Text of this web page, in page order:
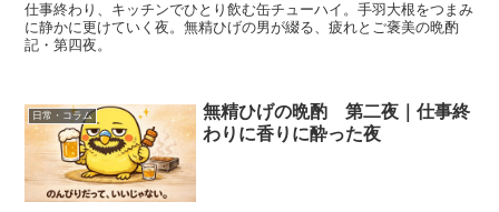
仕事終わり、キッチンでひとり飲む缶チューハイ。手羽大根をつまみ
に静かに更けていく夜。無精ひげの男が綴る、疲れとご褒美の晩酌
記・第四夜。
日常・コラム
無精ひげの晩酌 第二夜｜仕事終
わりに香りに酔った夜